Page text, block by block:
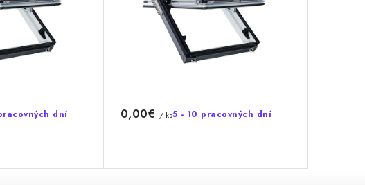
dní 0,00€ / ks5 - 10 pracovných dní